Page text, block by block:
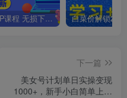
全网VIP课程 无损下载~.~
下一篇
美女号计划单日实操变现
1000+，新手小白简单上手